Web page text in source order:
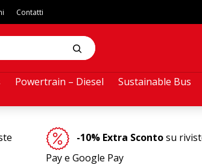
Powertrain – Diesel Sustainable Bus
Contatti
-10% Extra Scontosu
Pay e Google Pay